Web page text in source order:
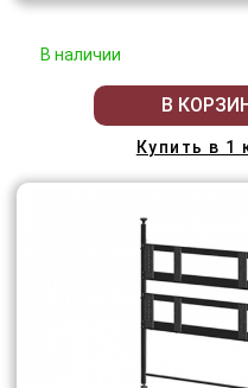
В наличии
В
Купить в 1